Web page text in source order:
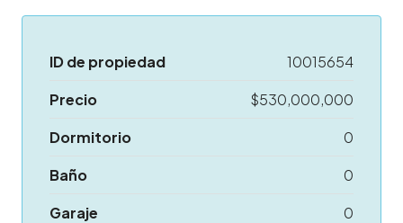
ID de propiedad
10015654
Precio
$530,000,000
Dormitorio
0
Baño
0
Garaje
0